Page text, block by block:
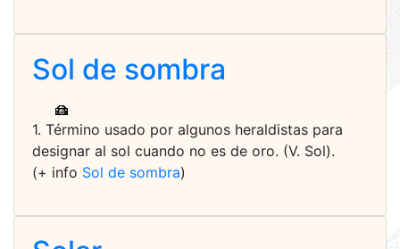
Sol de sombra
1. Término usado por algunos heraldistas para
designar al sol cuando no es de oro. (V. Sol).
(+ info Sol de sombra)